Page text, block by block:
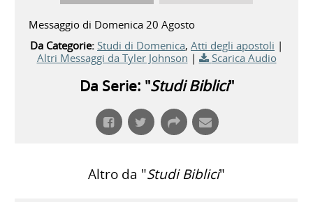
Messaggio di Domenica 20 Agosto
Da Categorie: Studi di Domenica, Atti degli apostoli |
Altri Messaggi da Tyler Johnson | Scarica Audio
Da Serie: "Studi Biblici"
Altro da "Studi Biblici"